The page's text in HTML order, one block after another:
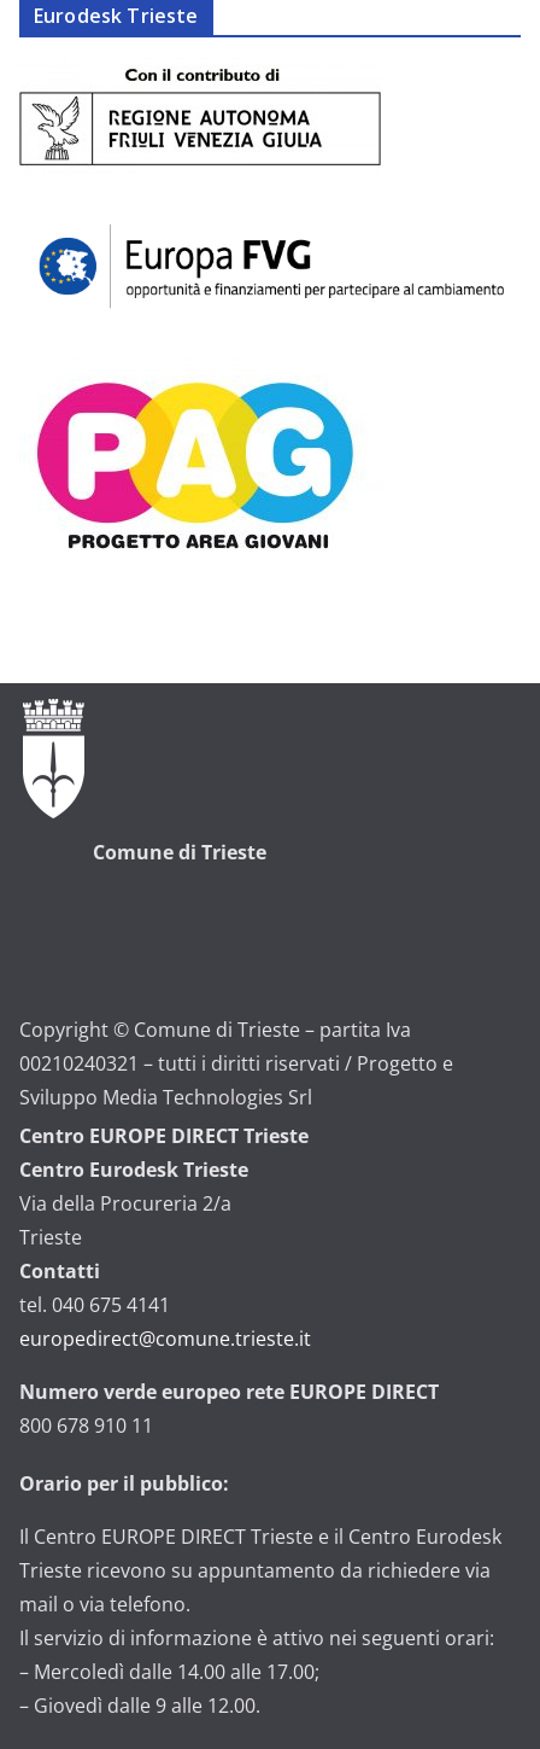
Eurodesk Trieste
Comune di Trieste
Copyright © Comune di Trieste – partita Iva
00210240321 – tutti i diritti riservati / Progetto e
Sviluppo Media Technologies Srl
Centro EUROPE DIRECT Trieste
Centro Eurodesk Trieste
Via della Procureria 2/a
Trieste
Contatti
tel. 040 675 4141
europedirect@comune.trieste.it
Numero verde europeo rete EUROPE DIRECT
800 678 910 11
Orario per il pubblico:
Il Centro EUROPE DIRECT Trieste e il Centro Eurodesk
Trieste ricevono su appuntamento da richiedere via
mail o via telefono.
Il servizio di informazione è attivo nei seguenti orari:
– Mercoledì dalle 14.00 alle 17.00;
– Giovedì dalle 9 alle 12.00.